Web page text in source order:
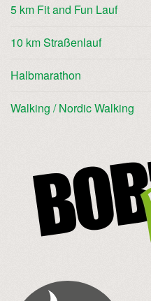
5 km Fit and Fun Lauf
10 km Straßenlauf
Halbmarathon
Walking / Nordic Walking